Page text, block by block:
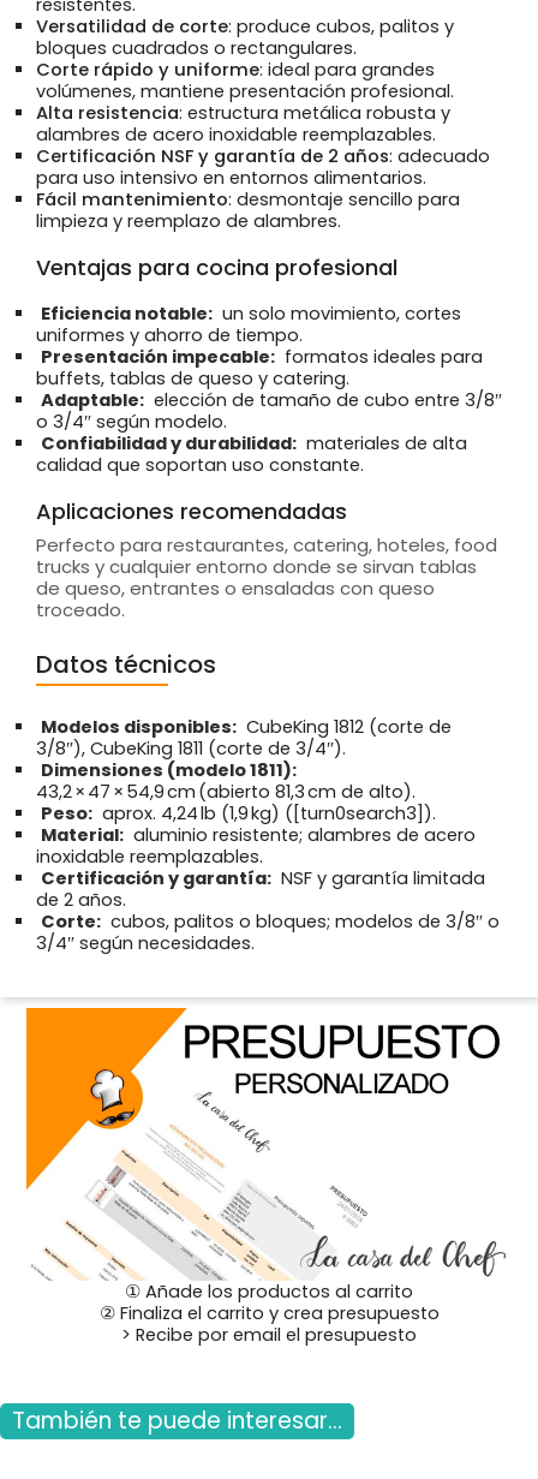
Versatilidad de corte: produce cubos, palitos y
bloques cuadrados o rectangulares.
Corte rápido y uniforme: ideal para grandes
volúmenes, mantiene presentación profesional.
Alta resistencia: estructura metálica robusta y
alambres de acero inoxidable reemplazables.
Certificación NSF y garantía de 2 años: adecuado
para uso intensivo en entornos alimentarios.
Fácil mantenimiento: desmontaje sencillo para
limpieza y reemplazo de alambres.
Ventajas para cocina profesional
Eficiencia notable: un solo movimiento, cortes
uniformes y ahorro de tiempo.
Presentación impecable: formatos ideales para
buffets, tablas de queso y catering.
Adaptable: elección de tamaño de cubo entre 3/8″
o 3/4″ según modelo.
Confiabilidad y durabilidad: materiales de alta
calidad que soportan uso constante.
Aplicaciones recomendadas
Perfecto para restaurantes, catering, hoteles, food
trucks y cualquier entorno donde se sirvan tablas
de queso, entrantes o ensaladas con queso
troceado.
Datos técnicos
Modelos disponibles: CubeKing 1812 (corte de
3/8″), CubeKing 1811 (corte de 3/4″).
Dimensiones (modelo 1811):
43,2 × 47 × 54,9 cm (abierto 81,3 cm de alto).
Peso: aprox. 4,24 lb (1,9 kg) ([turn0search3]).
Material: aluminio resistente; alambres de acero
inoxidable reemplazables.
Certificación y garantía: NSF y garantía limitada
de 2 años.
Corte: cubos, palitos o bloques; modelos de 3/8″ o
3/4″ según necesidades.
① Añade los productos al carrito
② Finaliza el carrito y crea presupuesto
> Recibe por email el presupuesto
También te puede interesar...